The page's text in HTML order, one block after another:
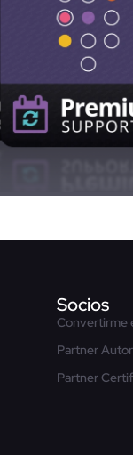
Socios
Convertirme
Partner
Partner